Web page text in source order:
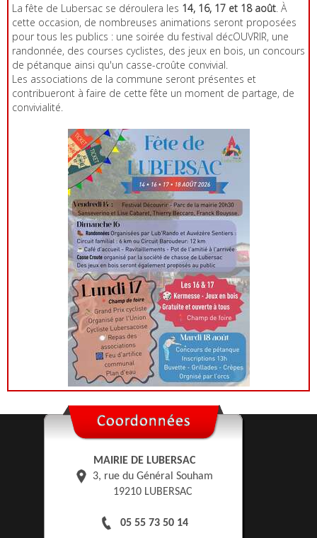
La fête de Lubersac se déroulera les 14, 16, 17 et 18 août . À
cette occasion, de nombreuses animations seront proposées
pour tous les publics : une soirée du festival décOUVRIR, une
randonnée, des courses cyclistes, des jeux en bois, un concours
de pétanque ainsi qu'un casse-croûte convivial.
Les associations de la commune seront présentes et
contribueront à faire de cette fête un moment de partage, de
convivialité.
MAIRIE DE LUBERSAC
3, rue du Général Souham
19210 LUBERSAC
05 55 73 50 14